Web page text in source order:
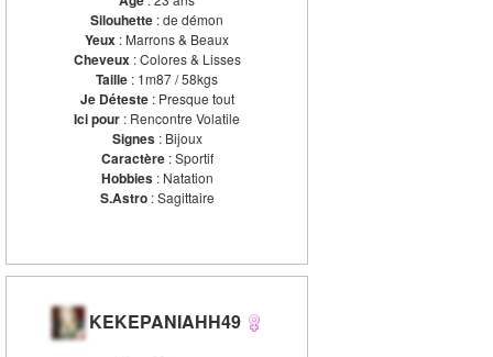
Silouhette : de démon
Yeux : Marrons & Beaux
Cheveux : Colores & Lisses
Taille : 1m87 / 58kgs
Je Déteste: Presque tout
Ici pour : Rencontre Volatile
Signes: Bijoux
Caractère: Sportif
Hobbies: Natation
S.Astro: Sagittaire
KEKEPANIAHH49